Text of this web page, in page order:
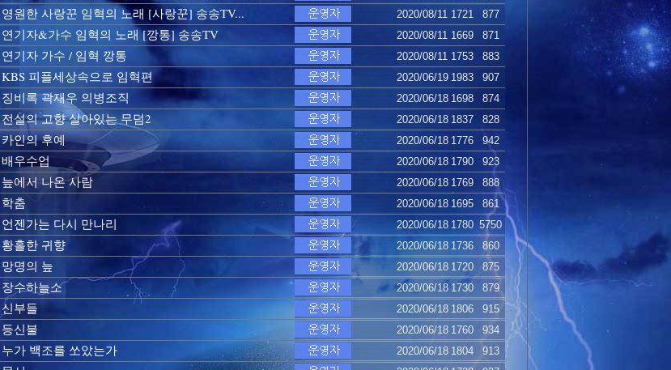
영원한 사랑꾼 임혁의 노래 [사랑꾼] 송송TV... 2020/08/11 1721 877
연기자&가수 임혁의 노래 [깡통] 송송TV 2020/08/11 1669 871
연기자 가수 / 임혁 깡통 2020/08/11 1753 883
KBS 피플세상속으로 임혁편 2020/06/19 1983 907
징비록 곽재우 의병조직 2020/06/18 1698 874
전설의 고향 살아있는 무덤2 2020/06/18 1837 828
카인의 후예 2020/06/18 1776 942
배우수업 2020/06/18 1790 923
늪에서 나온 사람 2020/06/18 1769 888
학춤 2020/06/18 1695 861
언젠가는 다시 만나리 2020/06/18 1780 5750
황홀한 귀향 2020/06/18 1736 860
망명의 늪 2020/06/18 1720 875
장수하늘소 2020/06/18 1730 879
신부들 2020/06/18 1806 915
등신불 2020/06/18 1760 934
누가 백조를 쏘았는가 2020/06/18 1804 913